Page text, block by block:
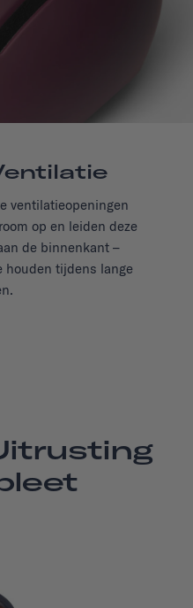
ventilatieopeningen
op en leiden deze
de binnenkant –
houden tijdens lange